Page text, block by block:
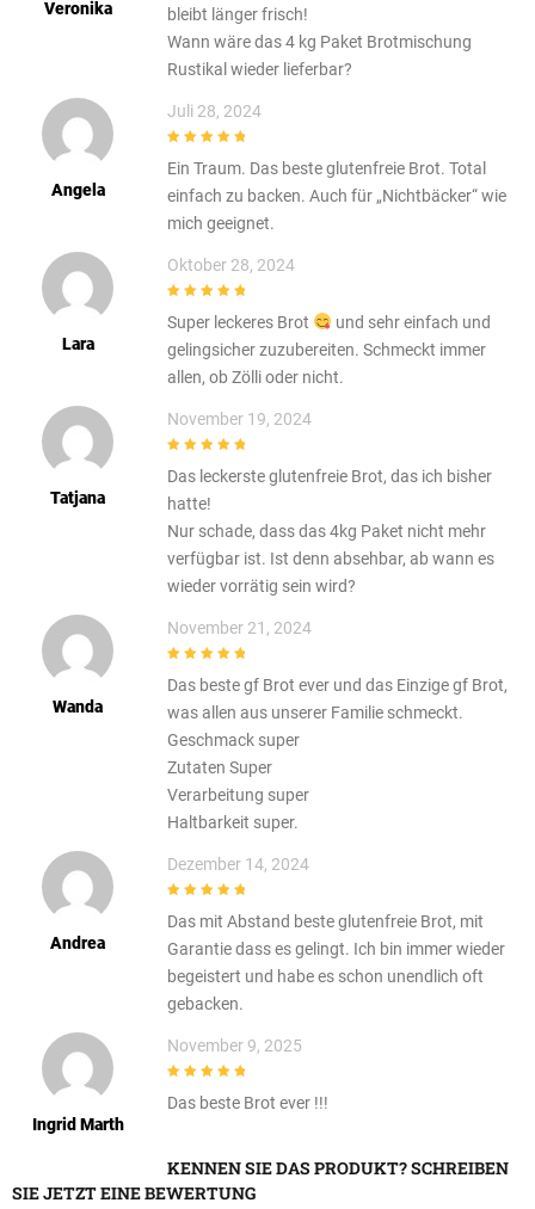
Veronika
bleibt länger frisch!
Wann wäre das 4 kg Paket Brotmischung
Rustikal wieder lieferbar?
Angela
Juli 28, 2024
Ein Traum. Das beste glutenfreie Brot. Total
einfach zu backen. Auch für „Nichtbäcker“ wie
mich geeignet.
Lara
Oktober 28, 2024
Super leckeres Brot
und sehr einfach und
gelingsicher zuzubereiten. Schmeckt immer
allen, ob Zölli oder nicht.
Tatjana
November 19, 2024
Das leckerste glutenfreie Brot, das ich bisher
hatte!
Nur schade, dass das 4kg Paket nicht mehr
verfügbar ist. Ist denn absehbar, ab wann es
wieder vorrätig sein wird?
Wanda
November 21, 2024
Das beste gf Brot ever und das Einzige gf Brot,
was allen aus unserer Familie schmeckt.
Geschmack super
Zutaten Super
Verarbeitung super
Haltbarkeit super.
Andrea
Dezember 14, 2024
Das mit Abstand beste glutenfreie Brot, mit
Garantie dass es gelingt. Ich bin immer wieder
begeistert und habe es schon unendlich oft
gebacken.
Ingrid Marth
November 9, 2025
Das beste Brot ever !!!
KENNEN SIE DAS PRODUKT? SCHREIBEN
SIE JETZT EINE BEWERTUNG